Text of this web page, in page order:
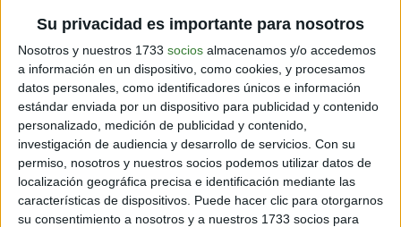
Su privacidad es importante para nosotros
Nosotros y nuestros 1733 socios almacenamos y/o accedemos
a información en un dispositivo, como cookies, y procesamos
datos personales, como identificadores únicos e información
estándar enviada por un dispositivo para publicidad y contenido
personalizado, medición de publicidad y contenido,
investigación de audiencia y desarrollo de servicios. Con su
permiso, nosotros y nuestros socios podemos utilizar datos de
localización geográfica precisa e identificación mediante las
características de dispositivos. Puede hacer clic para otorgarnos
su consentimiento a nosotros y a nuestros 1733 socios para
pueden sentirla”, expresó la organización.
Si te gustan este tipo de notas aquí te
dejamos otras para que puedas seguir
viendo:
Estas son todas las señales que permiten identificar
si tu perro está en calma